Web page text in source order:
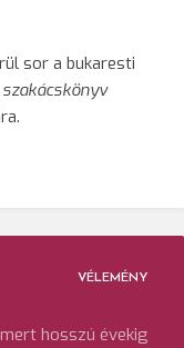
sor a bukaresti
VÉLEMÉNY
hosszú évekig